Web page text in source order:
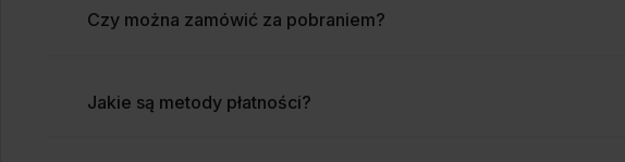
Czy można zamówić za pobraniem?
Jakie są metody płatności?